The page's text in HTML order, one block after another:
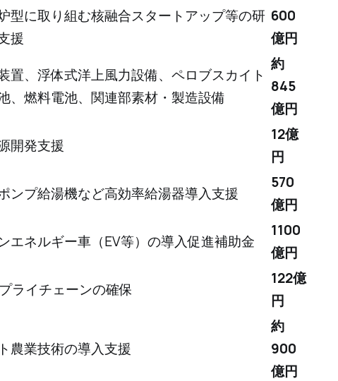
型に取り組む核融合スタートアップ等の研
援
600
億円
置、浮体式洋上風力設備、ペロブスカイト
、燃料電池、関連部素材・製造設備
約
845
億円
開発支援
12億
円
ンプ給湯機など高効率給湯器導入支援
570
億円
エネルギー車（EV等）の導入促進補助金
1100
億円
ライチェーンの確保
122億
円
農業技術の導入支援
約
900
億円